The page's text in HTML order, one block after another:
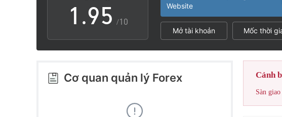
1
2
3
.95
6
7
/10
Website
Mở tài khoản Mốc thời
Cơ quan quản lý Forex Cảnh
Sàn